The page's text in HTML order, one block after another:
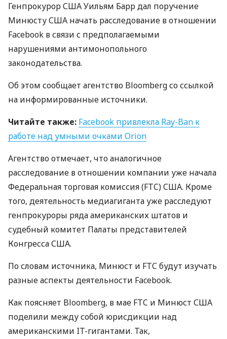
ГенпрокурорСШАУильям Барр дал поручение
МинюстуСША начать расследование в отношении
Facebook в связи с предполагаемыми
нарушениями антимонопольного
законодательства.
Об этом сообщает агентство Bloomberg со ссылкой
на информированные источники.
Читайте также: Facebook привлекла Ray-Ban к
работе над умными очками Orion
Агентство отмечает, что аналогичное
расследование в отношении компании уже начала
Федеральная торговая комиссия (FTC)США. Кроме
того, деятельность медиагиганта уже расследуют
генпрокуроры ряда американских штатов и
судебный комитет Палаты представителей
КонгрессаСША.
По словам источника, Минюст и FTC будут изучать
разные аспекты деятельности Facebook.
Как поясняет Bloomberg, в мае FTC и Минюст США
поделили между собой юрисдикции над
американскими IT-гигантами. Так,